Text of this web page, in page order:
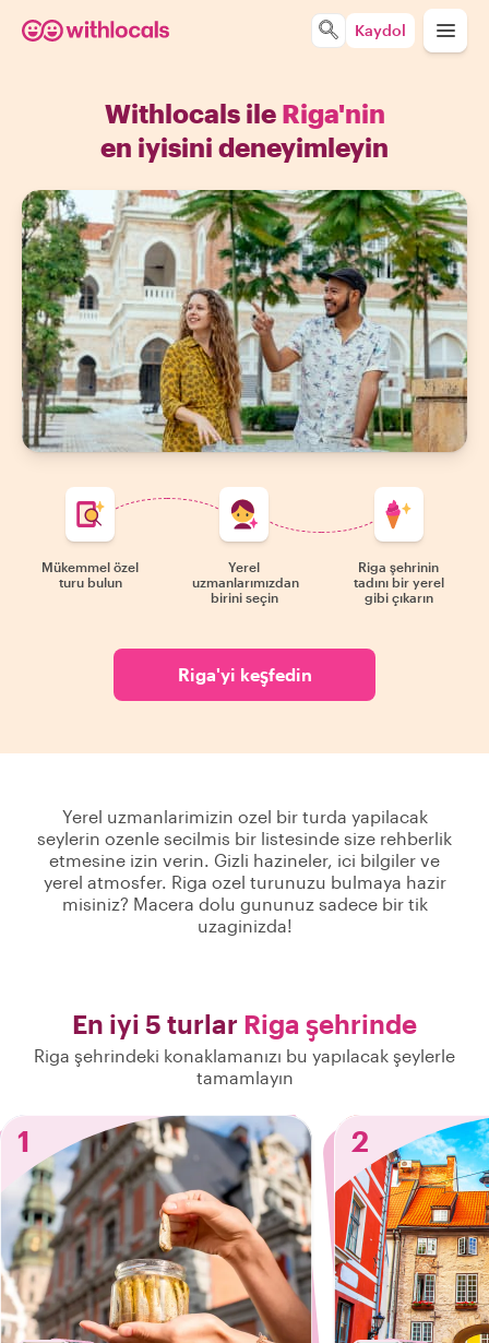
Kaydol
Withlocals ile Riga'nin
en iyisini deneyimleyin
Mükemmel özel
turu bulun
Yerel
uzmanlarımızdan
birini seçin
Riga şehrinin
tadını bir yerel
gibi çıkarın
Riga'yi keşfedin
Yerel uzmanlarimizin ozel bir turda yapilacak
seylerin ozenle secilmis bir listesinde size rehberlik
etmesine izin verin. Gizli hazineler, ici bilgiler ve
yerel atmosfer. Riga ozel turunuzu bulmaya hazir
misiniz? Macera dolu gununuz sadece bir tik
uzaginizda!
En iyi 5 turlar Riga şehrinde
Riga şehrindeki konaklamanızı bu yapılacak şeylerle
tamamlayın
1 2